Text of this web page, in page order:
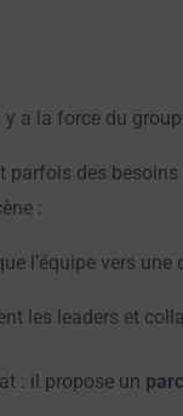
a la force du
parfois des
:
l’équipe vers une
les leaders et
: il propose un